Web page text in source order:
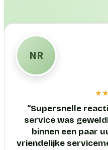
NR
“Supersnelle
service was
binnen een paar
vriendelijke